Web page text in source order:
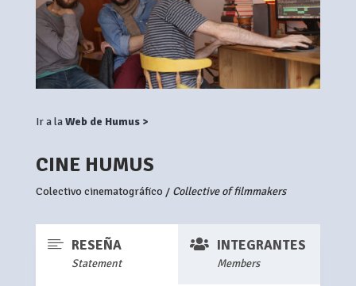
Ir a laWeb de Humus >
CINE HUMUS
Colectivo cinematográfico / Collective of filmmakers
 RESEÑA
Statement
 INTEGRANTES
Members